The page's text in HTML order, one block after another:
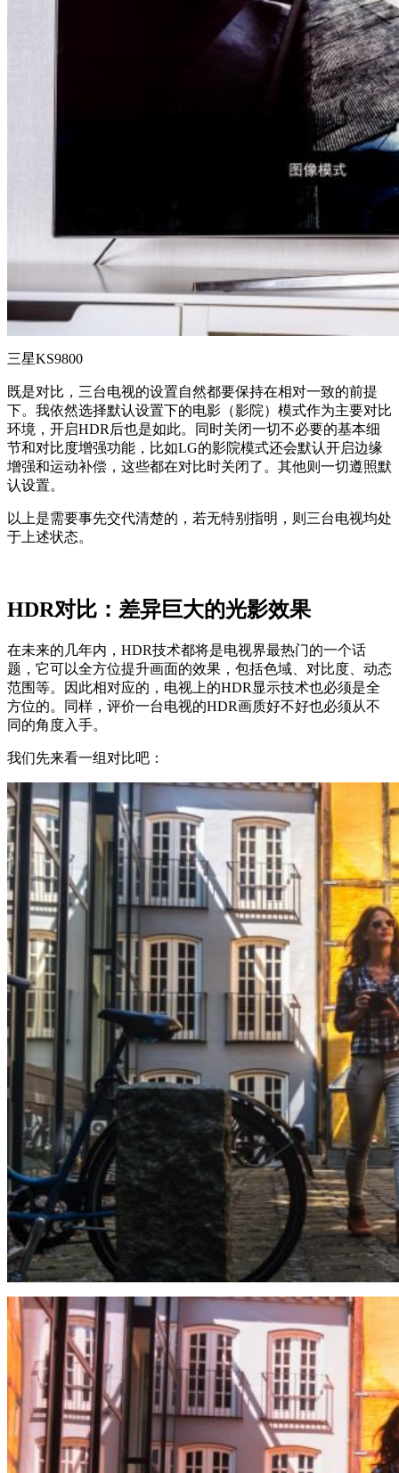
三星KS9800
既是对比，三台电视的设置自然都要保持在相对一致的前提
下。我依然选择默认设置下的电影（影院）模式作为主要对比
环境，开启HDR后也是如此。同时关闭一切不必要的基本细
节和对比度增强功能，比如LG的影院模式还会默认开启边缘
增强和运动补偿，这些都在对比时关闭了。其他则一切遵照默
认设置。
以上是需要事先交代清楚的，若无特别指明，则三台电视均处
于上述状态。
HDR对比：差异巨大的光影效果
在未来的几年内，HDR技术都将是电视界最热门的一个话
题，它可以全方位提升画面的效果，包括色域、对比度、动态
范围等。因此相对应的，电视上的HDR显示技术也必须是全
方位的。同样，评价一台电视的HDR画质好不好也必须从不
同的角度入手。
我们先来看一组对比吧：